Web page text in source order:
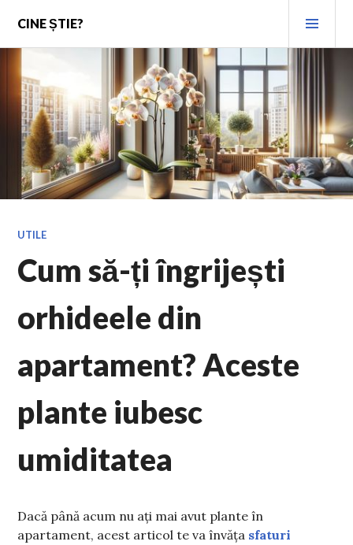
content
CINE ȘTIE?
UTILE
Cum să-ți îngrijești
orhideele din
apartament? Aceste
plante iubesc
umiditatea
Dacă până acum nu ați mai avut plante în
apartament, acest articol te va învăța sfaturi